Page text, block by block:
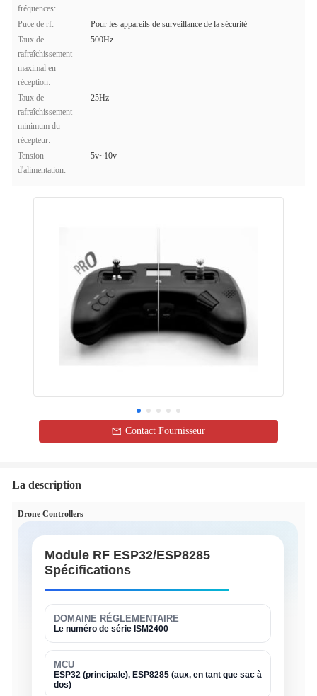
fréquences:
Puce de rf:
Pour les appareils de surveillance de la sécurité
Taux de
rafraîchissement
maximal en
réception:
500Hz
Taux de
rafraîchissement
minimum du
récepteur:
25Hz
Tension
d'alimentation:
5v~10v
Contact Fournisseur
La description
Drone Controllers
Module RF ESP32/ESP8285
Spécifications
DOMAINE RÉGLEMENTAIRE
Le numéro de série ISM2400
MCU
ESP32 (principale), ESP8285 (aux, en tant que sac à
dos)